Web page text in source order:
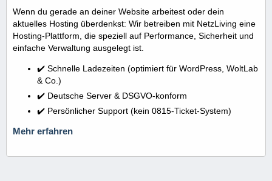
Wenn du gerade an deiner Website arbeitest oder dein
aktuelles Hosting überdenkst: Wir betreiben mit NetzLiving eine
Hosting-Plattform, die speziell auf Performance, Sicherheit und
einfache Verwaltung ausgelegt ist.
✔️ Schnelle Ladezeiten (optimiert für WordPress, WoltLab
& Co.)
✔️ Deutsche Server & DSGVO-konform
✔️ Persönlicher Support (kein 0815-Ticket-System)
Mehr erfahren